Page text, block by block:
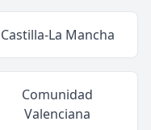
Castilla-La Mancha
Comunidad
Valenciana